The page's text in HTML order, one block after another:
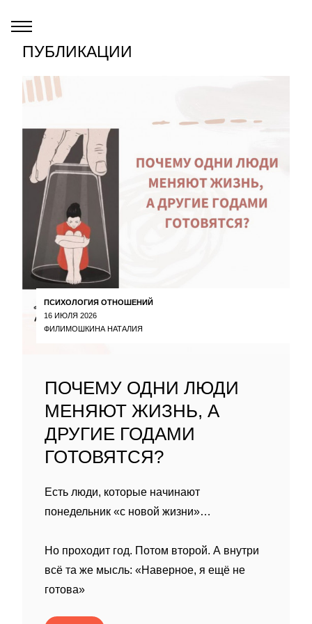
ПУБЛИКАЦИИ
ПСИХОЛОГИЯ ОТНОШЕНИЙ
16 ИЮЛЯ 2026
ФИЛИМОШКИНА НАТАЛИЯ
ПОЧЕМУ ОДНИ ЛЮДИ
МЕНЯЮТ ЖИЗНЬ, А
ДРУГИЕ ГОДАМИ
ГОТОВЯТСЯ?
Есть люди, которые начинают
понедельник «с новой жизни»…
Но проходит год. Потом второй. А внутри
всё та же мысль: «Наверное, я ещё не
готова»